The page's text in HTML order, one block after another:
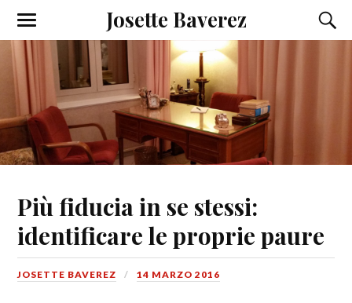
Josette Baverez
Più fiducia in se stessi:
identificare le proprie paure
JOSETTE BAVEREZ 14 MARZO 2016